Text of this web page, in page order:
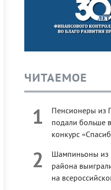
ЧИТАЕМОЕ
1
Пенсионеры из
подали больше
конкурс
2
Шампиньоны из
района
на